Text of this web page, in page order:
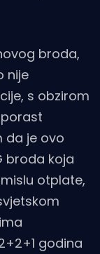
broda,
nije
s obzirom
da je ovo
broda koja
otplate,
godina